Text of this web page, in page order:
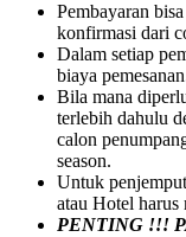
Pembayaran
konfirmasi dari
Dalam setiap
biaya
Bila mana
terlebih dahulu
calon
season.
Untuk
atau Hotel harus
PENTING !!!